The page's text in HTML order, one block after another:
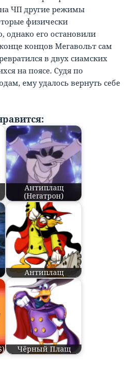
на ЧП другие режимы
физически
однако его остановили
концов Мегавольт сам
в двух сиамских
на поясе. Судя по
ему удалось вернуть себе
Антиплащ
(Негатрон)
Антиплащ
Чёрный Плащ